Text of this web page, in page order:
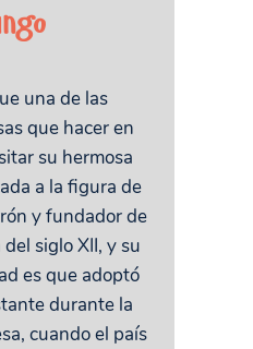
una de las
que hacer en
su hermosa
a la figura de
y fundador de
siglo XII, y su
es que adoptó
durante la
cuando el país